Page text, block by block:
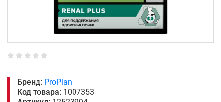
Бренд: ProPlan
Код товара: 1007353